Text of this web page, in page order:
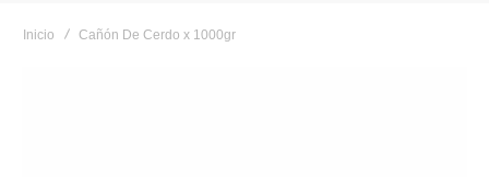
Inicio Cañón De Cerdo x 1000gr